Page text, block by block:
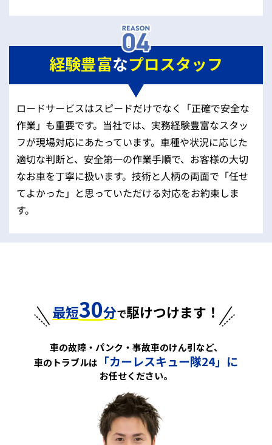
経験豊富なプロスタッフ
ロードサービスはスピードだけでなく「正確で安全な
作業」も重要です。当社では、実務経験豊富なスタッ
フが現場対応にあたっています。車種や状況に応じた
適切な判断と、安全第一の作業手順で、お客様の大切
なお車を丁寧に扱います。技術と人柄の両面で「任せ
てよかった」と思っていただける対応をお約束しま
す。
最短30分で駆けつけます！
車の故障・パンク・事故車のけん引など、
車のトラブルは
「カーレスキュー隊24」に
お任せください。